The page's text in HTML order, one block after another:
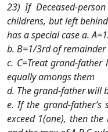
23) If Deceased-
childrens, but left
has a special case a.
b. B=1/3rd of remainder
c. C=Treat grand-
equally amongs them
d. The grand-father will
e. If the grand-father’s
exceed 1(one), then